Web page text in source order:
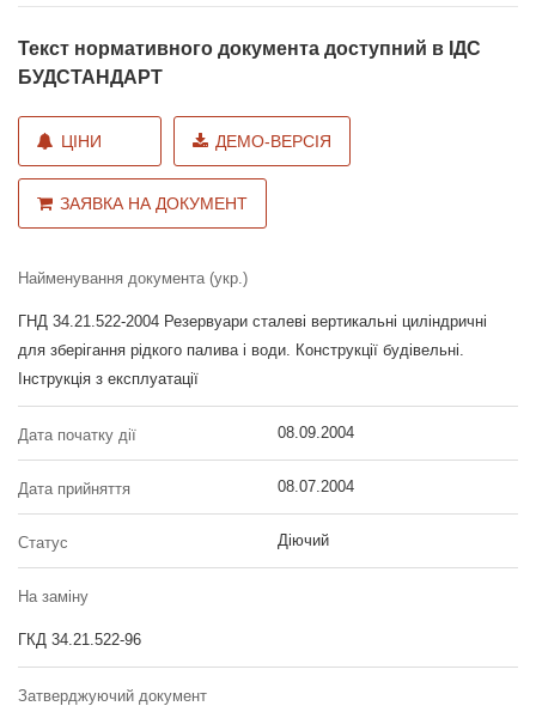
Текст нормативного документа доступний в ІДС
БУДСТАНДАРТ
ЦІНИ ДЕМО-ВЕРСІЯ
ЗАЯВКА НА ДОКУМЕНТ
Найменування документа (укр.)
ГНД 34.21.522-2004 Резервуари сталеві вертикальні циліндричні
для зберігання рідкого палива і води. Конструкції будівельні.
Інструкція з експлуатації
Дата початку дії 08.09.2004
Дата прийняття 08.07.2004
Статус Діючий
На заміну
ГКД 34.21.522-96
Затверджуючий документ